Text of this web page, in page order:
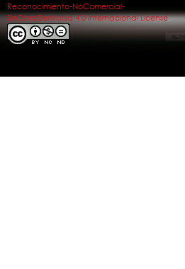
Reconocimiento-NoComercial-
SinObraDerivada 4.0 Internacional License.